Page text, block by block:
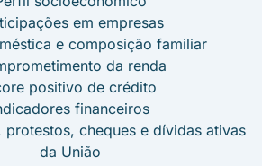
em empresas
e composição familiar
da renda
positivo de crédito
financeiros
protestos, cheques e dívidas ativas
da União